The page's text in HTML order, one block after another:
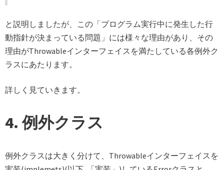
と説明しましたが、この「プログラム実行中に発生した行
動指針が決まっている問題」には様々な理由があり、その
理由がThrowableインターフェイスを満たしている各例外ク
ラスにあたります。
詳しく見ていきます。
4. 例外クラス
例外クラスは大きく分けて、Throwableインターフェイスを